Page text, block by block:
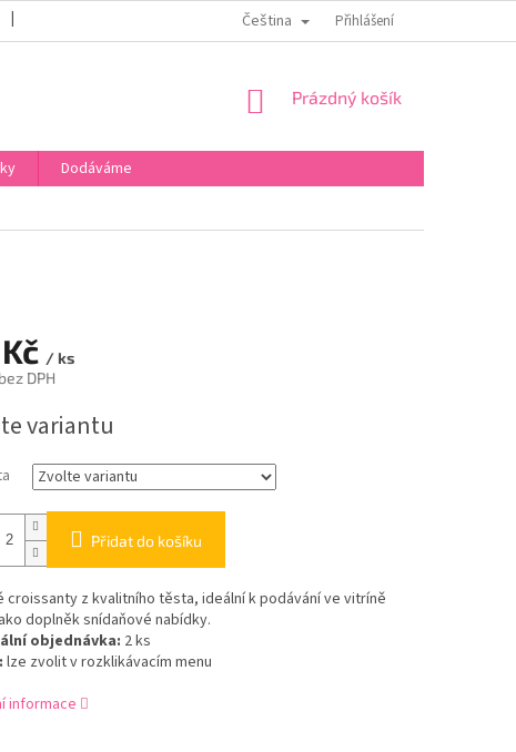
PODMÍNKY OCHRANY OSOBNÍCH ÚDAJŮ
Čeština Přihlášení
NÁKUPNÍ
Prázdný košík
Dodáváme
/ ks
DPH
variantu
Přidat do košíku
croissanty z kvalitního těsta, ideální k podávání ve vitríně
doplněk snídaňové nabídky.
objednávka: 2 ks
lze zvolit v rozklikávacím menu
informace